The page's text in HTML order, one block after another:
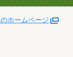
ホームページ